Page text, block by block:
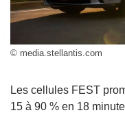
© media.stellantis.com
Les cellules FEST
15 à 90 % en 18